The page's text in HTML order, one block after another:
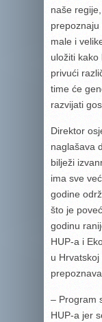
naše
prepoznaju
male i
uložiti kako
privući
time će
razvijati
Direktor
naglašava
bilježi
ima sve
godine
što je
godinu
HUP-a i
u
– Program
HUP-a jer